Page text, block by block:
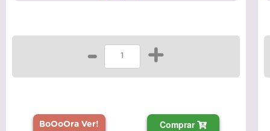
- +
BoOoOra Ver! Comprar